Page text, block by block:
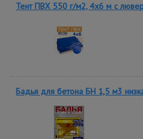
Тент ПВХ 550 г/м2, 4х6 м с
Бадья для бетона БН 1,5 м3